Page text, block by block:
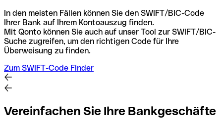
In den meisten Fällen können Sie den SWIFT/BIC-Code
Ihrer Bank auf Ihrem Kontoauszug finden.
Mit Qonto können Sie auch auf unser Tool zur SWIFT/BIC-
Suche zugreifen, um den richtigen Code für Ihre
Überweisung zu finden.
Zum SWIFT-Code Finder
Vereinfachen Sie Ihre Bankgeschäfte